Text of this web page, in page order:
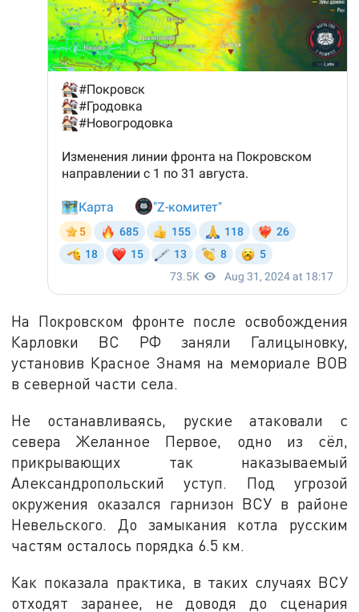
На Покровском фронте после освобождения
Карловки ВС РФ заняли Галицыновку,
установив Красное Знамя на мемориале ВОВ
в северной части села.
Не останавливаясь, руские атаковали с
севера Желанное Первое, одно из сёл,
прикрывающих так наказываемый
Александропольский уступ. Под угрозой
окружения оказался гарнизон ВСУ в районе
Невельского. До замыкания котла русским
частям осталось порядка 6.5 км.
Как показала практика, в таких случаях ВСУ
отходят заранее, не доводя до сценария